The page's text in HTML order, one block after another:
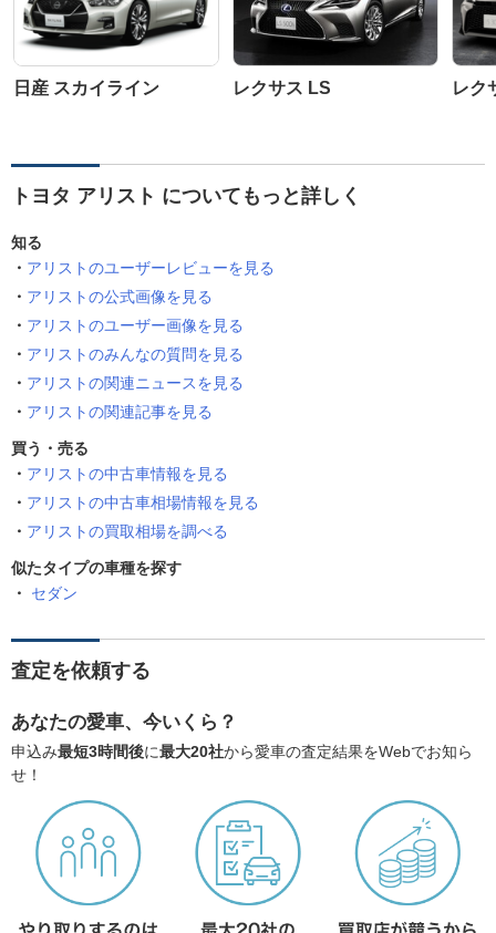
日産 スカイライン レクサス LS レク
トヨタ アリスト についてもっと詳しく
知る
アリストのユーザーレビューを見る
アリストの公式画像を見る
アリストのユーザー画像を見る
アリストのみんなの質問を見る
アリストの関連ニュースを見る
アリストの関連記事を見る
買う・売る
アリストの中古車情報を見る
アリストの中古車相場情報を見る
アリストの買取相場を調べる
似たタイプの車種を探す
セダン
査定を依頼する
あなたの愛車、今いくら？
申込み最短3時間後に最大20社から愛車の査定結果をWebでお知ら
せ！